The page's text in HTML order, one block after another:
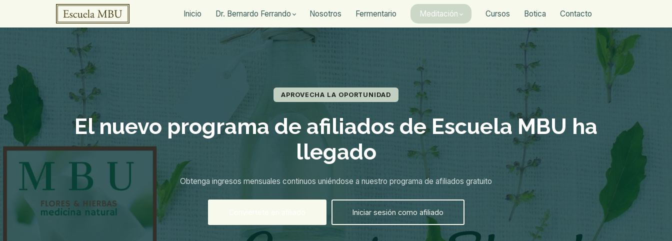
Inicio Dr. Bernardo Ferrando Nosotros Fermentario Meditación Cursos Botica Contacto
APROVECHA LA OPORTUNIDAD
El nuevo programa de afiliados de Escuela MBU ha
llegado
Obtenga ingresos mensuales continuos uniéndose a nuestro programa de afiliados gratuito
Iniciar sesión como afiliado